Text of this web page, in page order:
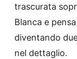
trascurata
Blanca e
diventando
nel dettaglio.